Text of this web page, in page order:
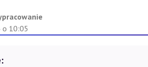
o 10:05